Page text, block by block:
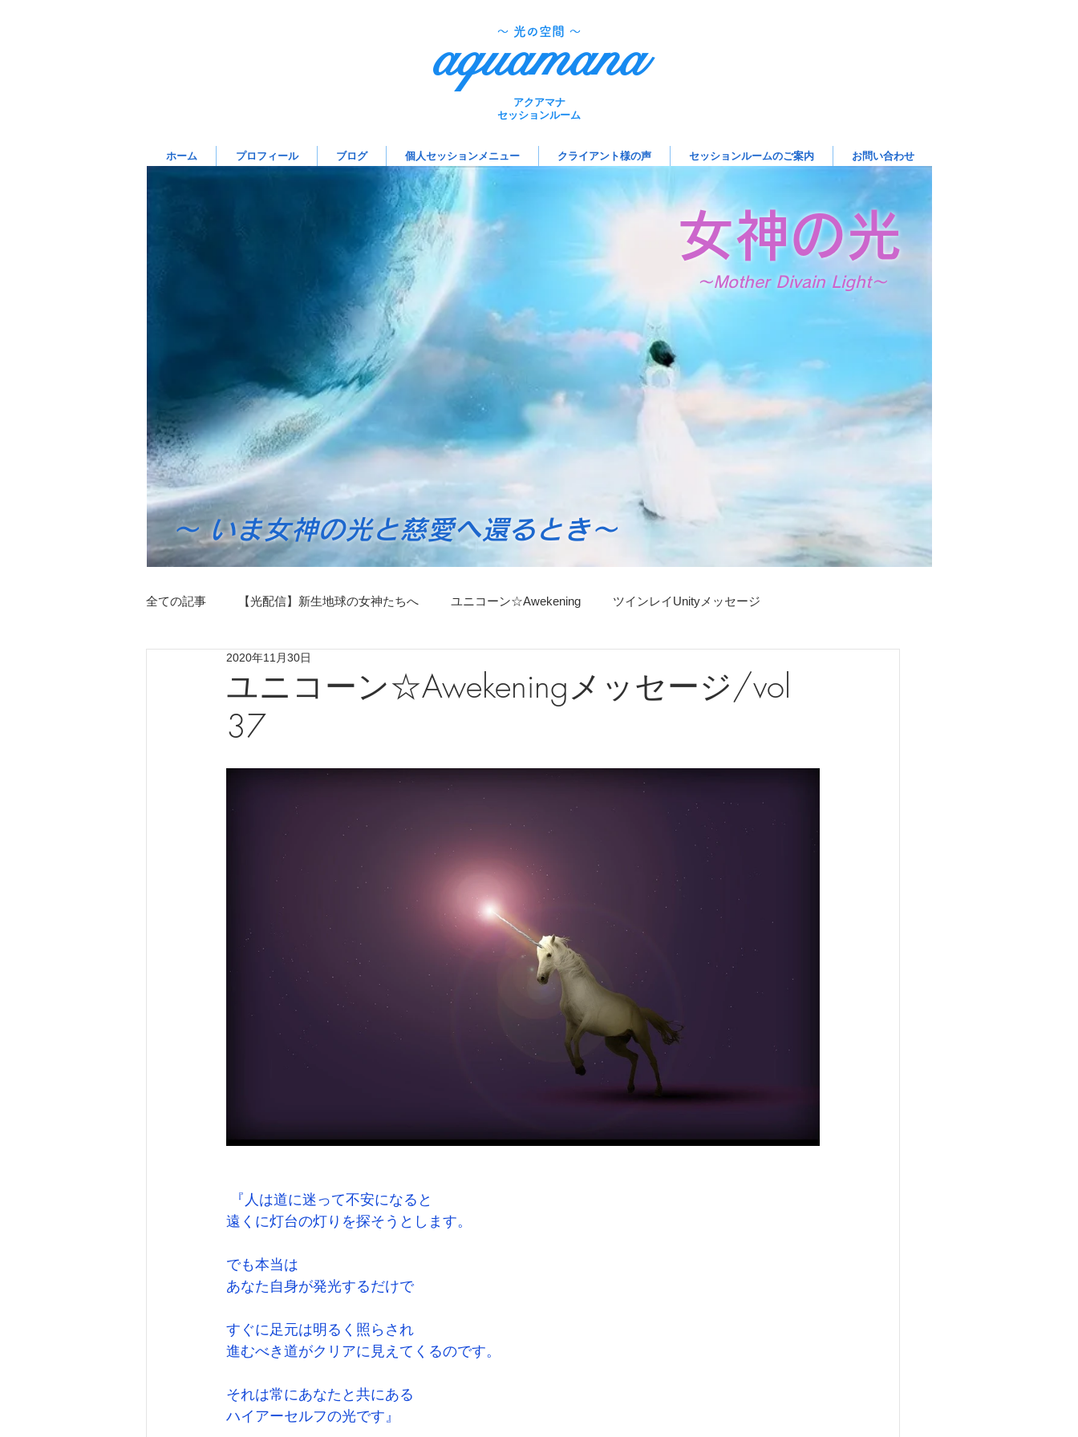
aquamana
​～ 光の空間 ～
アクアマナ
セッションルーム
ホーム プロフィール ブログ 個人セッションメニュー クライアント様の声 セッションルームのご案内 お問い合わせ
女神の光
～ いま女神の光と慈愛へ還るとき～
～Mother Divain Light～
全ての記事 【光配信】新生地球の女神たちへ ユニコーン☆Awekening ツインレイUnityメッセージ
ツインレイライブラリー
食とスピリチュアリティ
ユニコーン☆Awekeningメッセージ/vol
37
2020年11月30日
『人は道に迷って不安になると
遠くに灯台の灯りを探そうとします。
でも本当は
あなた自身が発光するだけで
すぐに足元は明るく照らされ
進むべき道がクリアに見えてくるのです。
それは常にあなたと共にある
ハイアーセルフの光です』